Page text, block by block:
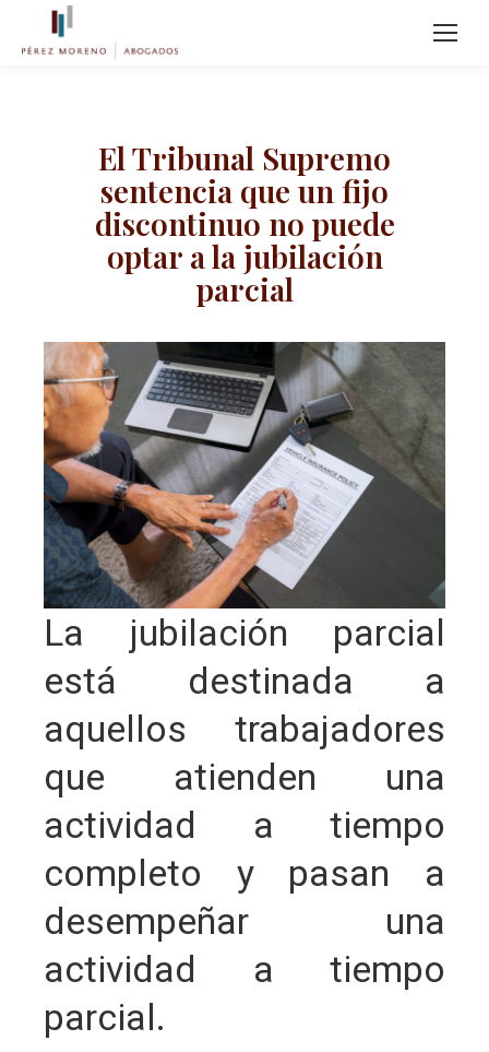
El Tribunal Supremo
sentencia que un fijo
discontinuo no puede
optar a la jubilación
parcial
La jubilación parcial
está destinada a
aquellos trabajadores
que atienden una
actividad a tiempo
completo y pasan a
desempeñar una
actividad a tiempo
parcial.